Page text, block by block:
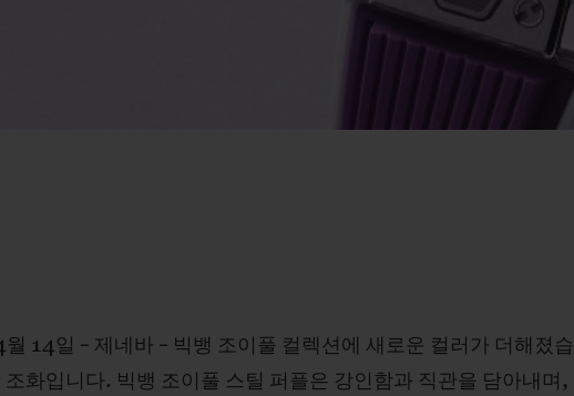
14일 – 제네바 – 빅뱅 조이풀 컬렉션에 새로운 컬러가 더해졌
조화입니다. 빅뱅 조이풀 스틸 퍼플은 강인함과 직관을 담아내며